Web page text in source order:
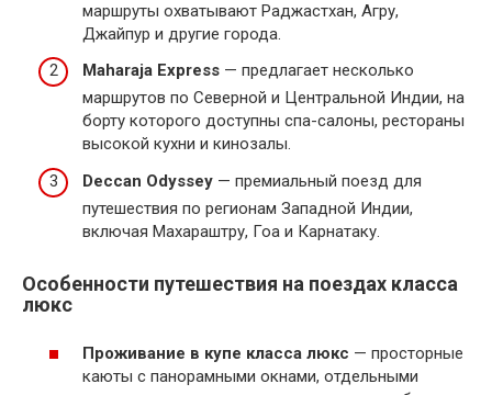
маршруты охватывают Раджастхан, Агру,
Джайпур и другие города.
Maharaja Express — предлагает несколько
маршрутов по Северной и Центральной Индии, на
борту которого доступны спа-салоны, рестораны
высокой кухни и кинозалы.
Deccan Odyssey — премиальный поезд для
путешествия по регионам Западной Индии,
включая Махараштру, Гоа и Карнатаку.
Особенности путешествия на поездах класса
люкс
Проживание в купе класса люкс — просторные
каюты с панорамными окнами, отдельными